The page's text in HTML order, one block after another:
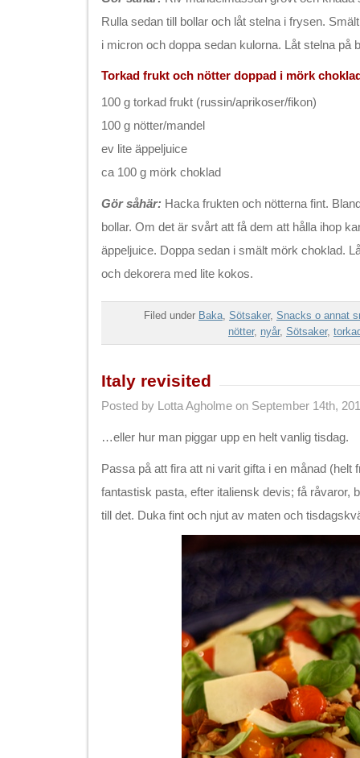
Rulla sedan till bollar och låt stelna i frysen.
i micron och doppa sedan kulorna. Låt stelna på
Torkad frukt och nötter doppad i mörk
100 g torkad frukt (russin/aprikoser/fikon)
100 g nötter/mandel
ev lite äppeljuice
ca 100 g mörk choklad
Gör såhär: Hacka frukten och nötterna fint.
bollar. Om det är svårt att få dem att hålla ihop
äppeljuice. Doppa sedan i smält mörk choklad.
och dekorera med lite kokos.
Filed under Baka, Sötsaker, Snacks o annat
nötter, nyår, Sötsaker,
Italy revisited
Posted by Lotta Agholme on September 14th,
…eller hur man piggar upp en helt vanlig tisdag.
Passa på att fira att ni varit gifta i en månad (helt
fantastisk pasta, efter italiensk devis; få råvaror,
till det. Duka fint och njut av maten och